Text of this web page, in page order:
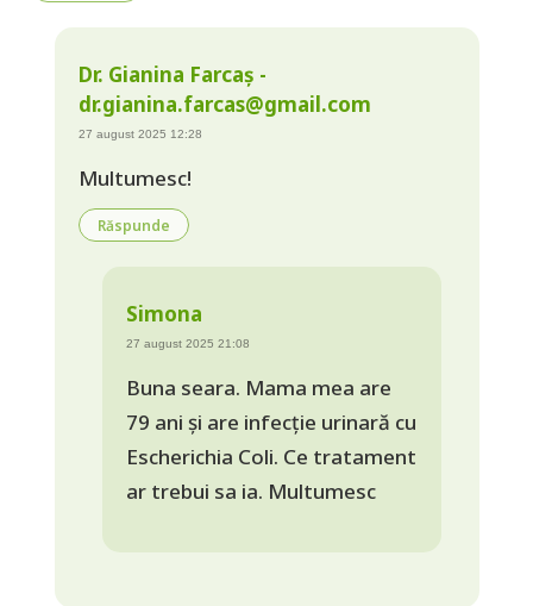
Dr. Gianina Farcaș -
dr.gianina.farcas@gmail.com
27 august 2025 12:28
Multumesc!
Răspunde
Simona
27 august 2025 21:08
Buna seara. Mama mea are
79 ani și are infecție urinară cu
Escherichia Coli. Ce tratament
ar trebui sa ia. Multumesc